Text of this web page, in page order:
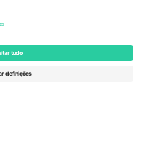
Engelberg, Switzerland